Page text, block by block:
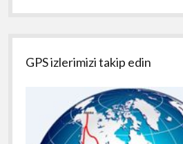
GPS izlerimizi takip edin